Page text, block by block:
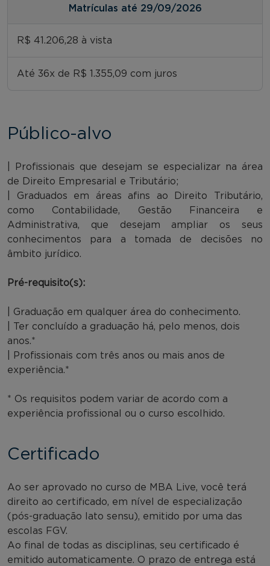
Matrículas até 29/09/2026
R$ 41.206,28 à vista
Até 36x de R$ 1.355,09 com juros
Público-alvo
| Profissionais que desejam se especializar na área
de Direito Empresarial e Tributário;
| Graduados em áreas afins ao Direito Tributário,
como Contabilidade, Gestão Financeira e
Administrativa, que desejam ampliar os seus
conhecimentos para a tomada de decisões no
âmbito jurídico.
Pré-requisito(s):
| Graduação em qualquer área do conhecimento.
| Ter concluído a graduação há, pelo menos, dois
anos.*
| Profissionais com três anos ou mais anos de
experiência.*
* Os requisitos podem variar de acordo com a
experiência profissional ou o curso escolhido.
Certificado
Ao ser aprovado no curso de MBA Live, você terá
direito ao certificado, em nível de especialização
(pós-graduação lato sensu), emitido por uma das
escolas FGV.
Ao final de todas as disciplinas, seu certificado é
emitido automaticamente. O prazo de entrega está